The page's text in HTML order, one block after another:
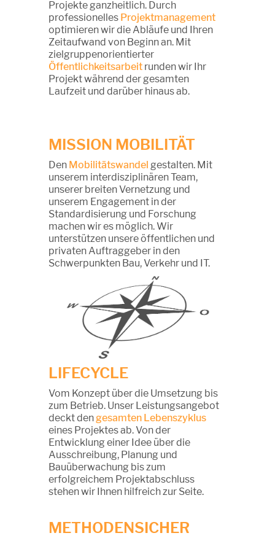
Projekte ganzheitlich. Durch
professionelles Projektmanagement
optimieren wir die Abläufe und Ihren
Zeitaufwand von Beginn an. Mit
zielgruppenorientierter
Öffentlichkeitsarbeit runden wir Ihr
Projekt während der gesamten
Laufzeit und darüber hinaus ab.
MISSION MOBILITÄT
Den Mobilitätswandel gestalten. Mit
unserem interdisziplinären Team,
unserer breiten Vernetzung und
unserem Engagement in der
Standardisierung und Forschung
machen wir es möglich. Wir
unterstützen unsere öffentlichen und
privaten Auftraggeber in den
Schwerpunkten Bau, Verkehr und IT.
LIFECYCLE
Vom Konzept über die Umsetzung bis
zum Betrieb. Unser Leistungsangebot
deckt den gesamten Lebenszyklus
eines Projektes ab. Von der
Entwicklung einer Idee über die
Ausschreibung, Planung und
Bauüberwachung bis zum
erfolgreichem Projektabschluss
stehen wir Ihnen hilfreich zur Seite.
METHODENSICHER